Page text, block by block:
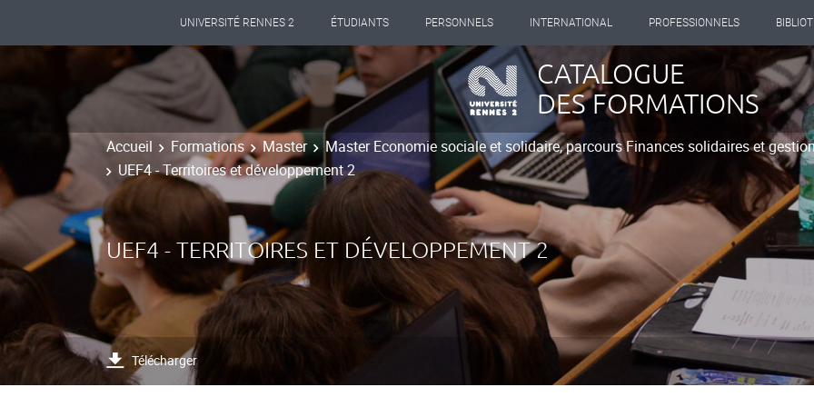
UNIVERSITÉ RENNES 2 ÉTUDIANTS PERSONNELS INTERNATIONAL PROFESSIONNELS
CATALOGUE
DES FORMATIONS
Accueil Formations Master
Master Economie sociale et solidaire, parcours Finances solidaires et
UEF4 - Territoires et développement 2
UEF4 - TERRITOIRES ET DÉVELOPPEMENT 2
Télécharger